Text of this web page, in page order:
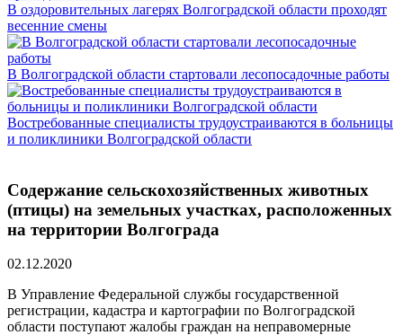
В оздоровительных лагерях Волгоградской области проходят
весенние смены
В Волгоградской области стартовали лесопосадочные работы
Востребованные специалисты трудоустраиваются в больницы
и поликлиники Волгоградской области
Содержание сельскохозяйственных животных
(птицы) на земельных участках, расположенных
на территории Волгограда
02.12.2020
В Управление Федеральной службы государственной
регистрации, кадастра и картографии по Волгоградской
области поступают жалобы граждан на неправомерные